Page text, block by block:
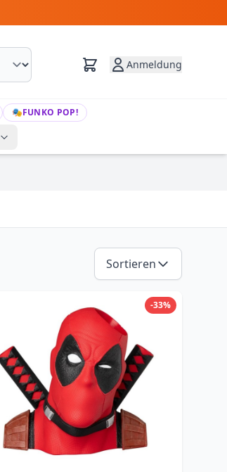
Anmeldung
🎭FUNKO POP!
Sortieren
-33%